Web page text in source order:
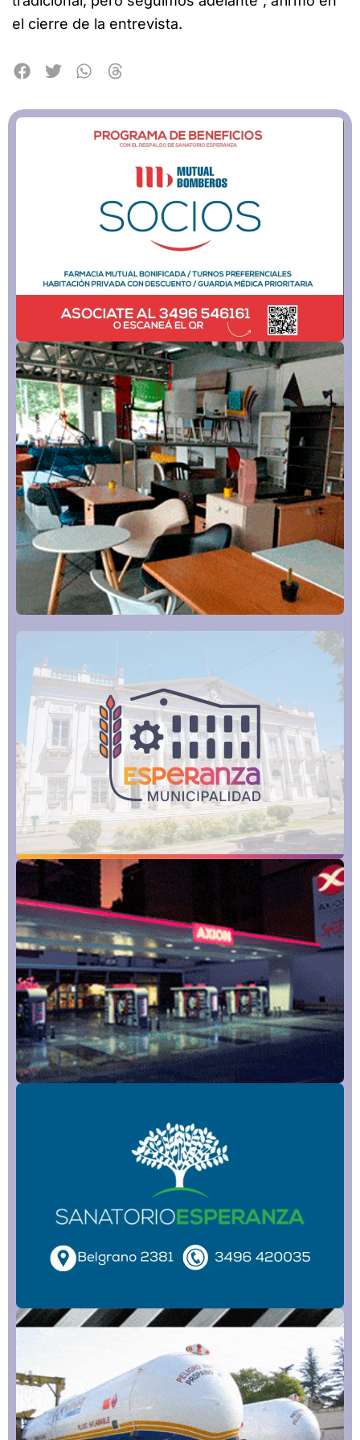
el cierre de la entrevista.